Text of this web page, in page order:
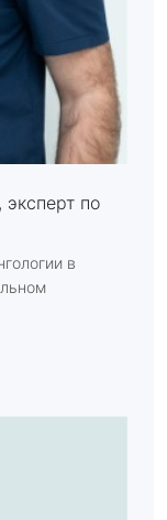
эксперт по
в